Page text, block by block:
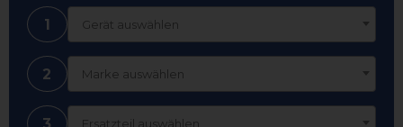
1 Gerät auswählen
2 Marke auswählen
3 Ersatzteil auswählen